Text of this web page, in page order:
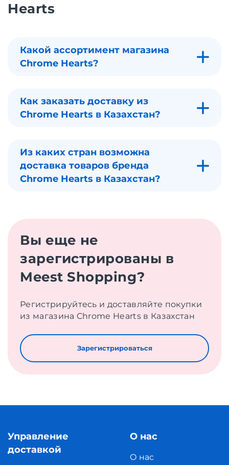
Hearts
Какой ассортимент магазина
Chrome Hearts?
Как заказать доставку из
Chrome Hearts в Казахстан?
Из каких стран возможна
доставка товаров бренда
Chrome Hearts в Казахстан?
Вы еще не
зарегистрированы в
Meest Shopping?
Регистрируйтесь и доставляйте покупки
из магазина Chrome Hearts в Казахстан
Зарегистрироваться
Управление
доставкой
О нас
О нас